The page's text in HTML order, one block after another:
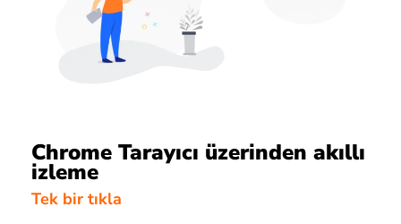
Chrome Tarayıcı üzerinden akıllı
izleme
Tek bir tıkla